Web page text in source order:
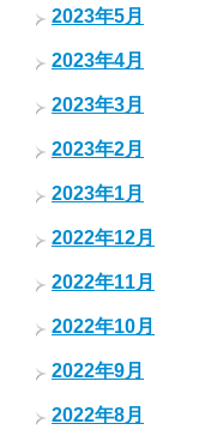
2023年5月
2023年4月
2023年3月
2023年2月
2023年1月
2022年12月
2022年11月
2022年10月
2022年9月
2022年8月